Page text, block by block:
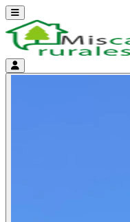
Abrir menú
Menú de cuenta